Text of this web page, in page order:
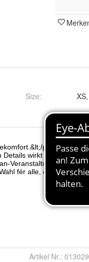
Size:
Artikel Nr.: